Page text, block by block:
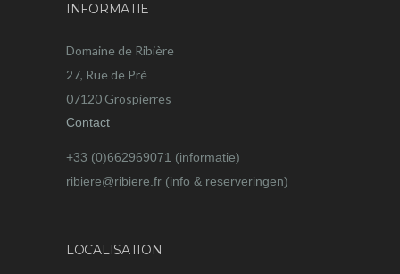
INFORMATIE
Domaine de Ribière
27, Rue de Pré
07120 Grospierres
Contact
+33 (0)662969071 (informatie)
ribiere@ribiere.fr (info & reserveringen)
LOCALISATION